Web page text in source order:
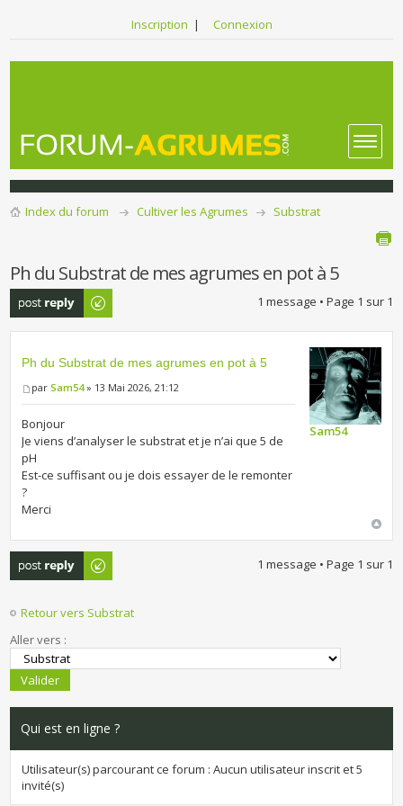
Inscription | Connexion
Index du forum Cultiver les Agrumes Substrat
Ph du Substrat de mes agrumes en pot à 5
Publier une
réponse
1 message • Page 1 sur 1
Ph du Substrat de mes agrumes en pot à 5
parSam54» 13 Mai 2026, 21:12
Bonjour
Je viens d’analyser le substrat et je n’ai que 5 de
pH
Est-ce suffisant ou je dois essayer de le remonter
?
Merci
Sam54
Publier une
réponse
1 message • Page 1 sur 1
Retour vers Substrat
Aller vers :
Qui est en ligne ?
Utilisateur(s) parcourant ce forum : Aucun utilisateur inscrit et 5
invité(s)